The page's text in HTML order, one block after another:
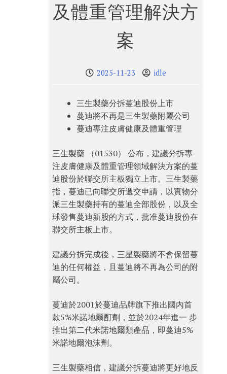
及體重管理解決方
案
2025-11-23 idle
三生製藥分拆蔓迪股份上市
蔓迪將不再是三生製藥附屬公司
蔓迪專注皮膚健康及體重管理
三生製藥 （01530） 公布，建議分拆專
注皮膚健康及體重管理領域解決方案的蔓
迪股份於聯交所主板獨立上市。三生製藥
指，蔓迪已向聯交所遞交申請，以實物分
派三生製藥持有的蔓迪全部股份，以及全
球發售蔓迪新股的方式，批准蔓迪股份在
聯交所主板上市。
建議分拆完成後，三星製藥將不會保留蔓
迪的任何權益，且蔓迪將不再為公司的附
屬公司。
蔓迪於2001於蔓迪品牌旗下推出國內首
款5%米諾地爾酊劑，並於2024年進一 步
推出第二代米諾地爾類產品，即蔓迪5%
米諾地爾泡沫劑。
三生製藥相信，建議分拆蔓迪將更好地反